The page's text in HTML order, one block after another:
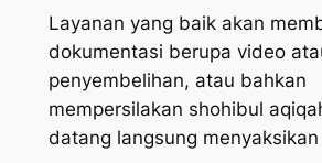
Layanan yang baik akan
dokumentasi berupa video
penyembelihan, atau bahkan
mempersilakan shohibul
datang langsung